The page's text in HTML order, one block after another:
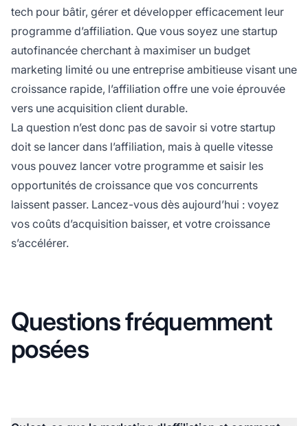
tech pour bâtir, gérer et développer efficacement leur
programme d’affiliation. Que vous soyez une startup
autofinancée cherchant à maximiser un budget
marketing limité ou une entreprise ambitieuse visant une
croissance rapide, l’affiliation offre une voie éprouvée
vers une acquisition client durable.
La question n’est donc pas de savoir si votre startup
doit se lancer dans l’affiliation, mais à quelle vitesse
vous pouvez lancer votre programme et saisir les
opportunités de croissance que vos concurrents
laissent passer. Lancez-vous dès aujourd’hui : voyez
vos coûts d’acquisition baisser, et votre croissance
s’accélérer.
Questions fréquemment
posées